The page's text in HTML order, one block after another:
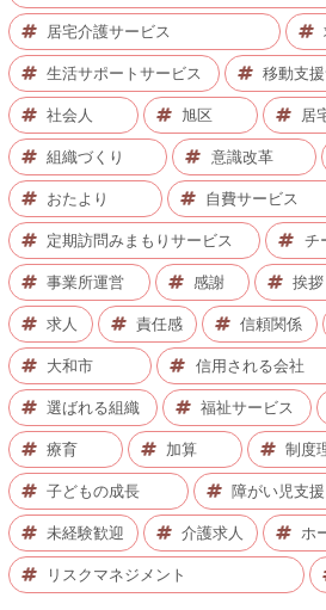
居宅介護サービス
生活サポートサービス 移動支
社会人 旭区 居
組織づくり 意識改革
おたより 自費サービス
定期訪問みまもりサービス チ
事業所運営 感謝 挨拶
求人 責任感 信頼関係
大和市 信用される会社
選ばれる組織 福祉サービス
療育 加算 制度
子どもの成長 障がい児支援
未経験歓迎 介護求人 ホ
リスクマネジメント